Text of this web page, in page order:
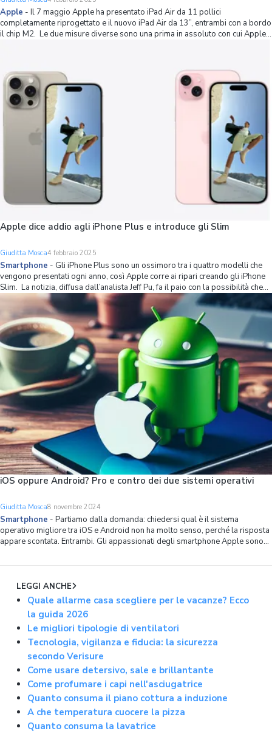
Apple - Il 7 maggio Apple ha presentato iPad Air da 11 pollici
completamente riprogettato e il nuovo iPad Air da 13”, entrambi con a bordo
il chip M2. Le due misure diverse sono una prima in assoluto con cui Apple,
Apple dice addio agli iPhone Plus e introduce gli Slim
Giuditta Mosca4 febbraio 2025
Smartphone - Gli iPhone Plus sono un ossimoro tra i quattro modelli che
vengono presentati ogni anno, così Apple corre ai ripari creando gli iPhone
Slim. La notizia, diffusa dall’analista Jeff Pu, fa il paio con la possibilità che
Apple, nel 2026, possa presentare un iPhone pieghevole.
iOS oppure Android? Pro e contro dei due sistemi operativi
Giuditta Mosca8 novembre 2024
Smartphone - Partiamo dalla domanda: chiedersi qual è il sistema
operativo migliore tra iOS e Android non ha molto senso, perché la risposta
appare scontata. Entrambi. Gli appassionati degli smartphone Apple sono
Sull’altro fr
LEGGI ANCHE
Quale allarme casa scegliere per le vacanze? Ecco
la guida 2026
Le migliori tipologie di ventilatori
Tecnologia, vigilanza e fiducia: la sicurezza
secondo Verisure
Come usare detersivo, sale e brillantante
Come profumare i capi nell'asciugatrice
Quanto consuma il piano cottura a induzione
A che temperatura cuocere la pizza
Quanto consuma la lavatrice